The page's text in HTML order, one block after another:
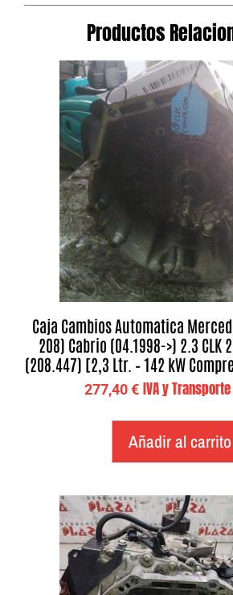
Productos
Caja Cambios Automatica
208) Cabrio (04.1998->) 2.3 CLK
(208.447) [2,3 Ltr. – 142 kW
277,40€ IVA y
Añadir al carrito